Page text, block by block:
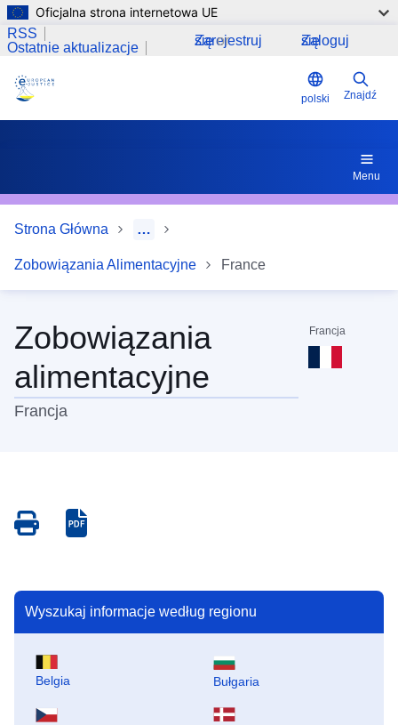
Przejdź do treści
Oficjalna strona internetowa UE
RSS
Ostatnie aktualizacje
Zarejestruj sięor Zaloguj się
polski Znajdź
Menu
Strona Główna …
Zobowiązania Alimentacyjne France
Zobowiązania
alimentacyjne
Francja
Francja
Save
as
Save
as
Artykuł 71 ust. 1. lit. h) - Języki, które organy centralne
Wyszukaj informacje według regionu
Belgia Bułgaria